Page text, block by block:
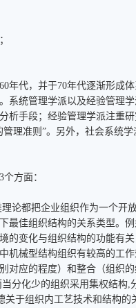
代，并于70年代逐渐形成体
系统管理学派以及经验管理
析手段；经验管理学派注重
理准则”。另外，社会系统
方面：
都把企业组织作为一个开放
最佳组织结构的关系类型。
的变化与组织结构的功能有
机械型结构组织有较高的工
对应的程度）和整合（组织
分化少的组织采用集权结构,
关于组织内工艺技术和结构的